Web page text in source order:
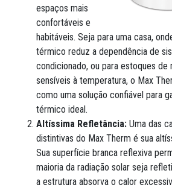
espaços mais
confortáveis e
habitáveis. Seja para uma casa,
térmico reduz a dependência de
condicionado, ou para estoques de
sensíveis à temperatura, o Max
como uma solução confiável para
térmico ideal.
Altíssima Refletância: Uma das
distintivas do Max Therm é sua
Sua superfície branca reflexiva
maioria da radiação solar seja
a estrutura absorva o calor